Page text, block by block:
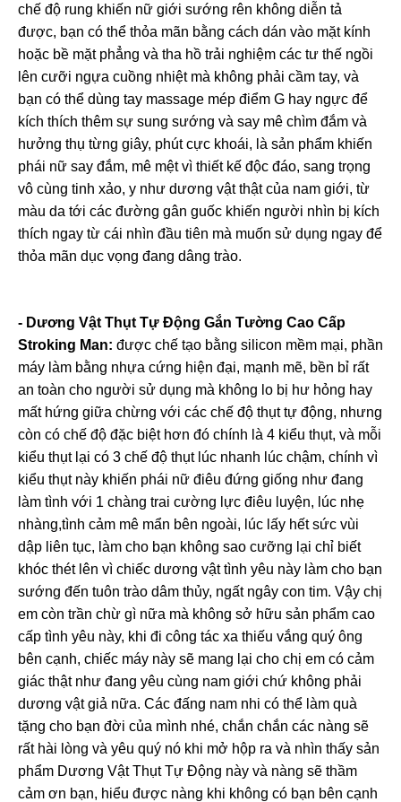
chế độ rung khiến nữ giới sướng rên không diễn tả
được, bạn có thể thỏa mãn bằng cách dán vào mặt kính
hoặc bề mặt phẳng và tha hồ trải nghiệm các tư thế ngồi
lên cưỡi ngựa cuồng nhiệt mà không phải cầm tay, và
bạn có thể dùng tay massage mép điểm G hay ngực để
kích thích thêm sự sung sướng và say mê chìm đắm và
hưởng thụ từng giây, phút cực khoái, là sản phẩm khiến
phái nữ say đắm, mê mệt vì thiết kế độc đáo, sang trọng
vô cùng tinh xảo, y như dương vật thật của nam giới, từ
màu da tới các đường gân guốc khiến người nhìn bị kích
thích ngay từ cái nhìn đầu tiên mà muốn sử dụng ngay để
thỏa mãn dục vọng đang dâng trào.
- Dương Vật Thụt Tự Động Gắn Tường Cao Cấp
Stroking Man: được chế tạo bằng silicon mềm mại, phần
máy làm bằng nhựa cứng hiện đại, mạnh mẽ, bền bỉ rất
an toàn cho người sử dụng mà không lo bị hư hỏng hay
mất hứng giữa chừng với các chế độ thụt tự động, nhưng
còn có chế độ đặc biệt hơn đó chính là 4 kiểu thụt, và mỗi
kiểu thụt lại có 3 chế độ thụt lúc nhanh lúc chậm, chính vì
kiểu thụt này khiến phái nữ điêu đứng giống như đang
làm tình với 1 chàng trai cường lực điêu luyện, lúc nhẹ
nhàng,tình cảm mê mẩn bên ngoài, lúc lấy hết sức vùi
dập liên tục, làm cho bạn không sao cưỡng lại chỉ biết
khóc thét lên vì chiếc dương vật tình yêu này làm cho bạn
sướng đến tuôn trào dâm thủy, ngất ngây con tim. Vậy chị
em còn trần chừ gì nữa mà không sở hữu sản phẩm cao
cấp tình yêu này, khi đi công tác xa thiếu vắng quý ông
bên cạnh, chiếc máy này sẽ mang lại cho chị em có cảm
giác thật như đang yêu cùng nam giới chứ không phải
dương vật giả nữa. Các đấng nam nhi có thể làm quà
tặng cho bạn đời của mình nhé, chắn chắn các nàng sẽ
rất hài lòng và yêu quý nó khi mở hộp ra và nhìn thấy sản
phẩm Dương Vật Thụt Tự Động này và nàng sẽ thầm
cảm ơn bạn, hiểu được nàng khi không có bạn bên cạnh